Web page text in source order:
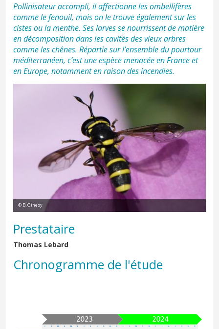
Pollinisateur accompli, il affectionne les ombellifères
comme le fenouil, mais on le trouve également sur les
cistes ou la menthe. Ses larves se nourrissent de matière
en décomposition dans les cavités des vieux arbres
comme les chênes. Répartie sur l’ensemble du pourtour
méditerranéen, c’est une espèce menacée en France et
en Europe, notamment en raison des incendies.
© B. Ginesy
Prestataire
Thomas Lebard
Chronogramme de l'étude